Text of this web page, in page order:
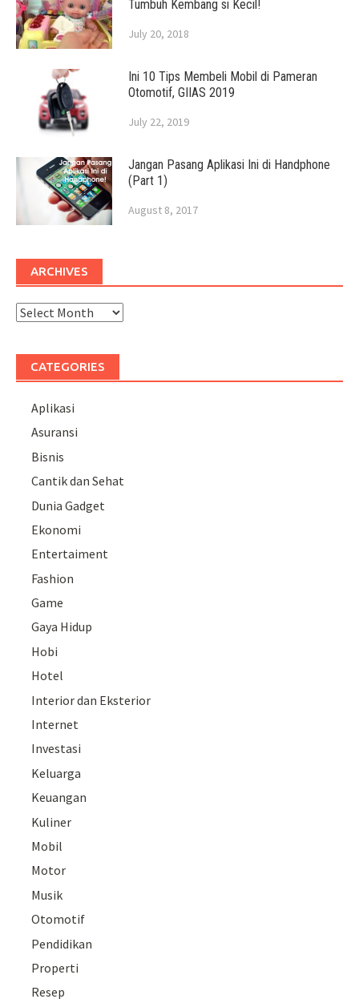
Tumbuh Kembang si Kecil!
July 20, 2018
Ini 10 Tips Membeli Mobil di Pameran
Otomotif, GIIAS 2019
July 22, 2019
Jangan Pasang Aplikasi Ini di Handphone
(Part 1)
August 8, 2017
ARCHIVES
Archives
CATEGORIES
Aplikasi
Asuransi
Bisnis
Cantik dan Sehat
Dunia Gadget
Ekonomi
Entertaiment
Fashion
Game
Gaya Hidup
Hobi
Hotel
Interior dan Eksterior
Internet
Investasi
Keluarga
Keuangan
Kuliner
Mobil
Motor
Musik
Otomotif
Pendidikan
Properti
Resep